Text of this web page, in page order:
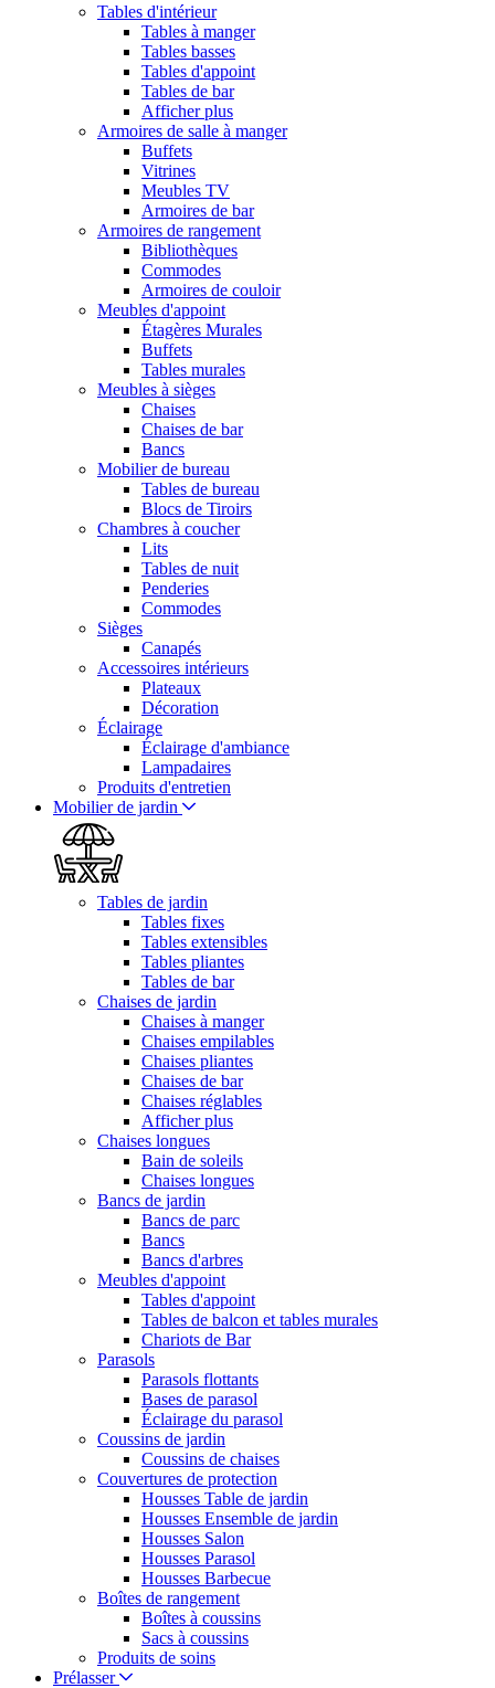
Tables d'intérieur
Tables à manger
Tables basses
Tables d'appoint
Tables de bar
Afficher plus
Armoires de salle à manger
Buffets
Vitrines
Meubles TV
Armoires de bar
Armoires de rangement
Bibliothèques
Commodes
Armoires de couloir
Meubles d'appoint
Étagères Murales
Buffets
Tables murales
Meubles à sièges
Chaises
Chaises de bar
Bancs
Mobilier de bureau
Tables de bureau
Blocs de Tiroirs
Chambres à coucher
Lits
Tables de nuit
Penderies
Commodes
Sièges
Canapés
Accessoires intérieurs
Plateaux
Décoration
Éclairage
Éclairage d'ambiance
Lampadaires
Produits d'entretien
Mobilier de jardin
Tables de jardin
Tables fixes
Tables extensibles
Tables pliantes
Tables de bar
Chaises de jardin
Chaises à manger
Chaises empilables
Chaises pliantes
Chaises de bar
Chaises réglables
Afficher plus
Chaises longues
Bain de soleils
Chaises longues
Bancs de jardin
Bancs de parc
Bancs
Bancs d'arbres
Meubles d'appoint
Tables d'appoint
Tables de balcon et tables murales
Chariots de Bar
Parasols
Parasols flottants
Bases de parasol
Éclairage du parasol
Coussins de jardin
Coussins de chaises
Couvertures de protection
Housses Table de jardin
Housses Ensemble de jardin
Housses Salon
Housses Parasol
Housses Barbecue
Boîtes de rangement
Boîtes à coussins
Sacs à coussins
Produits de soins
Prélasser